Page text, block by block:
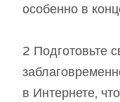
особенно в
2 Подготовьте
в Интернете,